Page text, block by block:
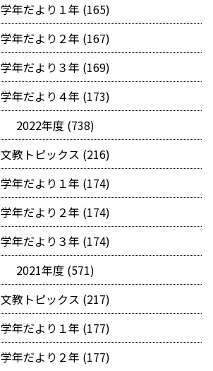
学年だより１年 (165)
学年だより２年 (167)
学年だより３年 (169)
学年だより４年 (173)
2022年度 (738)
文教トピックス (216)
学年だより１年 (174)
学年だより２年 (174)
学年だより３年 (174)
2021年度 (571)
文教トピックス (217)
学年だより１年 (177)
学年だより２年 (177)